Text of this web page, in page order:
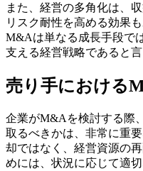
また、経営の多角化は、
リスク耐性を高める効果
M&Aは単なる成長手段で
支える経営戦略であると言
売り手における
企業がM&Aを検討する際
取るべきかは、非常に重
却ではなく、経営資源の
めには、状況に応じて適